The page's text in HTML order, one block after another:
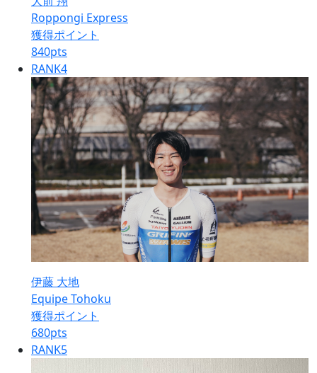
Roppongi Express
獲得ポイント
840pts
RANK4
伊藤 大地
Equipe Tohoku
獲得ポイント
680pts
RANK5